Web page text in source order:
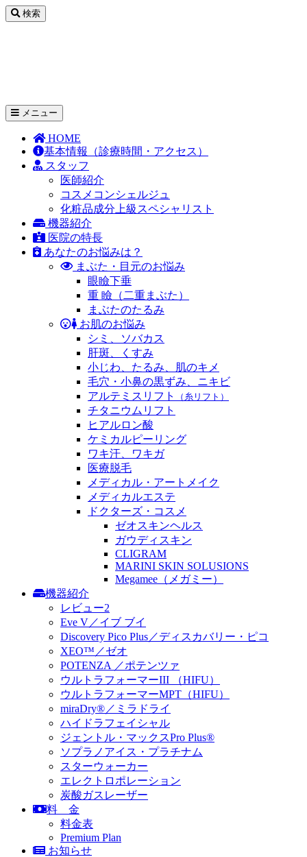
コ
ン
キ
検索
と
く
や
ま
ぶ
メニュー
HOME
基本情報
（診療時間・アクセス）
スタッフ
医師紹介
コスメコンシェルジュ
化粧品成分上級スペシャリスト
機器紹介
医院の特長
あなたのお悩みは？
まぶた・目元のお悩み
眼瞼下垂
重 瞼（二重まぶた）
まぶたのたるみ
お肌のお悩み
シミ、ソバカス
肝斑、くすみ
小じわ、たるみ、肌のキメ
毛穴・小鼻の黒ずみ、ニキビ
アルテミスリフト
（糸リフト）
チタニウムリフト
ヒアルロン酸
ケミカルピーリング
ワキ汗、ワキガ
医療脱毛
メディカル・アートメイク
メディカルエステ
ドクターズ・コスメ
ゼオスキンヘルス
ガウディスキン
CLIGRAM
MARINI SKIN SOLUSIONS
Megamee（メガミー）
機器紹介
レビュー2
Eve V／イブ ブイ
Discovery Pico Plus／ディスカバリー・ピコ
XEO™／ゼオ
POTENZA ／ポテンツァ
ウルトラフォーマーIII
（HIFU）
ウルトラフォーマーMPT （HIFU）
miraDry®／ミラドライ
ハイドラフェイシャル
ジェントル・マックスPro Plus®
ソプラノアイス ・プラチナム
スターウォーカー
エレクトロポレーション
炭酸ガスレーザー
料 金
料金表
Premium Plan
お知らせ